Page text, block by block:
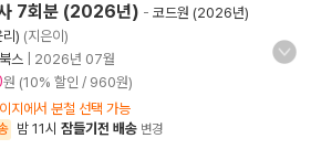
7회분 (2026년) - 코드원 (2026년)
리) (지은이)
스
2026년 07월
원 (10% 할인 / 960원)
지에서 분철 선택 가능
밤 11시 잠들기전 배송 변경